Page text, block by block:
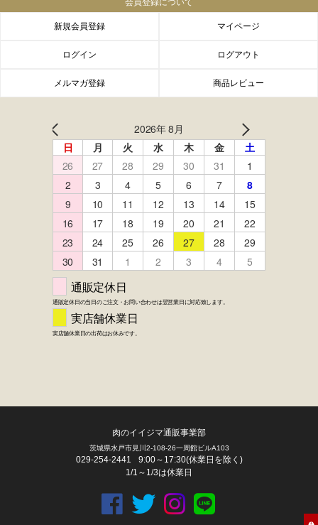
会員登録について
新規会員登録 マイページ
ログイン ログアウト
メルマガ登録 商品レビュー
肉のイイジマ通販事業部
茨城県水戸市見川2-108-26一周館ビルA103
029-254-2441
9:00～17:30(休業日を除く)
1/1～1/3は休業日